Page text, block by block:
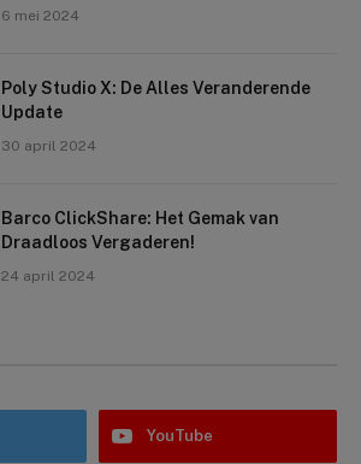
6 mei 2024
Poly Studio X: De Alles Veranderende
Update
30 april 2024
Barco ClickShare: Het Gemak van
Draadloos Vergaderen!
24 april 2024
YouTube